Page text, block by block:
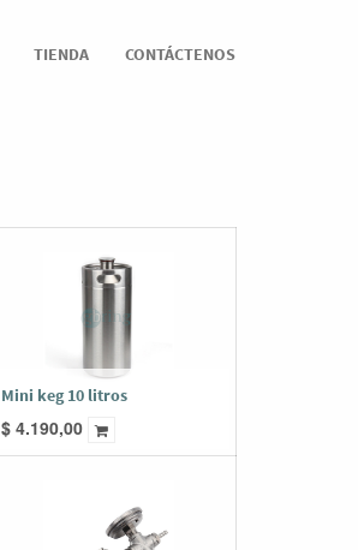
TIENDA CONTÁCTENOS
Mini keg 10 litros
$ 4.190,00